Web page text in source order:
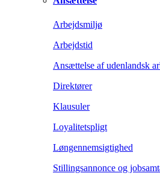
Arbejdsmiljø
Arbejdstid
Ansættelse af udenlandsk
Direktører
Klausuler
Loyalitetspligt
Løngennemsigtighed
Stillingsannonce og